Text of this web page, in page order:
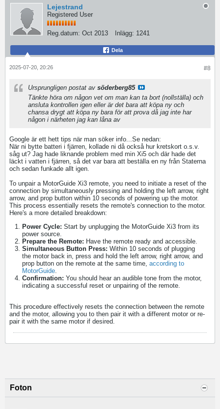
Lejestrand
Registered User
Reg.datum: Oct 2013 Inlägg: 1241
Dela
#8
2025-07-20, 20:26
Ursprungligen postat av söderberg85
Tänkte höra om någon vet om man kan ta bort (nollställa) och
ansluta kontrollen igen eller är det bara att köpa ny och
chansa drygt att köpa ny bara för att prova då jag inte har
någon i närheten jag kan låna av
Google är ett hett tips när man söker info...Se nedan:
När ni bytte batteri i fjärren, kollade ni då också hur kretskort o.s.v.
såg ut? Jag hade liknande problem med min Xi5 och där hade det
läckt i vatten i fjärren, så det var bara att beställa en ny från Staterna
och sedan funkade allt igen.
To unpair a MotorGuide Xi3 remote, you need to initiate a reset of the
connection by simultaneously pressing and holding the left arrow, right
arrow, and prop button within 10 seconds of powering up the motor.
This process essentially resets the remote's connection to the motor.
Here's a more detailed breakdown:
Power Cycle: Start by unplugging the MotorGuide Xi3 from its
power source.
Prepare the Remote: Have the remote ready and accessible.
Simultaneous Button Press: Within 10 seconds of plugging
the motor back in, press and hold the left arrow, right arrow, and
prop button on the remote at the same time, according to
MotorGuide.
Confirmation: You should hear an audible tone from the motor,
indicating a successful reset or unpairing of the remote.
This procedure effectively resets the connection between the remote
and the motor, allowing you to then pair it with a different motor or re-
pair it with the same motor if desired​.
Foton